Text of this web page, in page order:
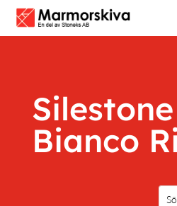
Silestone
Bianco